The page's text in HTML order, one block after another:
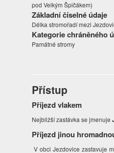
pod Velkým Špičákem)
Základní číselné údaje
Délka stromořadí mezi
Kategorie chráněného
Památné stromy
Přístup
Příjezd vlakem
Nejbližší zastávka se jmenuje
Příjezd jinou
V obci Jezdovice zastavuje